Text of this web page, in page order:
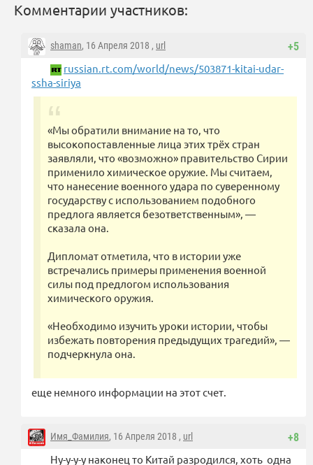
Комментарии участников:
+5
shaman, 16 Апреля 2018 , url
russian.rt.com/world/news/503871-kitai-udar-
ssha-siriya
«Мы обратили внимание на то, что
высокопоставленные лица этих трёх стран
заявляли, что «возможно» правительство Сирии
применило химическое оружие. Мы считаем,
что нанесение военного удара по суверенному
государству с использованием подобного
предлога является безответственным», —
сказала она.
Дипломат отметила, что в истории уже
встречались примеры применения военной
силы под предлогом использования
химического оружия.
«Необходимо изучить уроки истории, чтобы
избежать повторения предыдущих трагедий», —
подчеркнула она.
еще немного информации на этот счет.
+8
Имя_Фамилия, 16 Апреля 2018 , url
Ну-у-у-у наконец то Китай разродился, хоть одна